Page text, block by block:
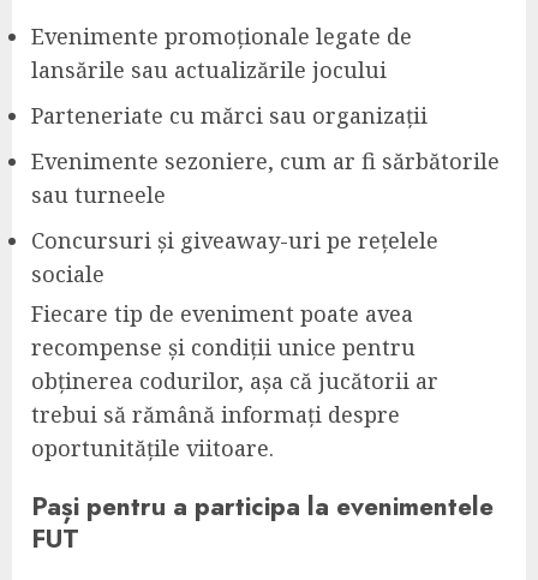
Evenimente promoționale legate de
lansările sau actualizările jocului
Parteneriate cu mărci sau organizații
Evenimente sezoniere, cum ar fi sărbătorile
sau turneele
Concursuri și giveaway-uri pe rețelele
sociale
Fiecare tip de eveniment poate avea
recompense și condiții unice pentru
obținerea codurilor, așa că jucătorii ar
trebui să rămână informați despre
oportunitățile viitoare.
Pași pentru a participa la evenimentele
FUT